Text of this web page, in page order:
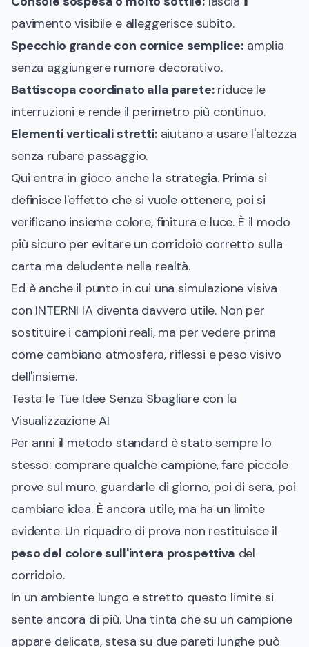
pavimento visibile e alleggerisce subito.
Specchio grande con cornice semplice: amplia
senza aggiungere rumore decorativo.
Battiscopa coordinato alla parete:riduce le
interruzioni e rende il perimetro più continuo.
Elementi verticali stretti:aiutano a usare l'altezza
senza rubare passaggio.
Qui entra in gioco anche la strategia. Prima si
definisce l'effetto che si vuole ottenere, poi si
verificano insieme colore, finitura e luce. È il modo
più sicuro per evitare un corridoio corretto sulla
carta ma deludente nella realtà.
Ed è anche il punto in cui una simulazione visiva
con INTERNI IA diventa davvero utile. Non per
sostituire i campioni reali, ma per vedere prima
come cambiano atmosfera, riflessi e peso visivo
dell'insieme.
Testa le Tue Idee Senza Sbagliare con la
Visualizzazione AI
Per anni il metodo standard è stato sempre lo
stesso: comprare qualche campione, fare piccole
prove sul muro, guardarle di giorno, poi di sera, poi
cambiare idea. È ancora utile, ma ha un limite
evidente. Un riquadro di prova non restituisce il
peso del colore sull'intera prospettiva del
corridoio.
In un ambiente lungo e stretto questo limite si
sente ancora di più. Una tinta che su un campione
appare delicata, stesa su due pareti lunghe può